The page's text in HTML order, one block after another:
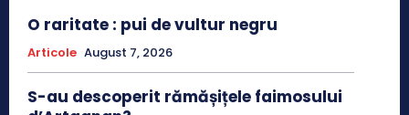
O raritate : pui de vultur negru
Articole August 7, 2026
S-au descoperit rămășițele faimosului